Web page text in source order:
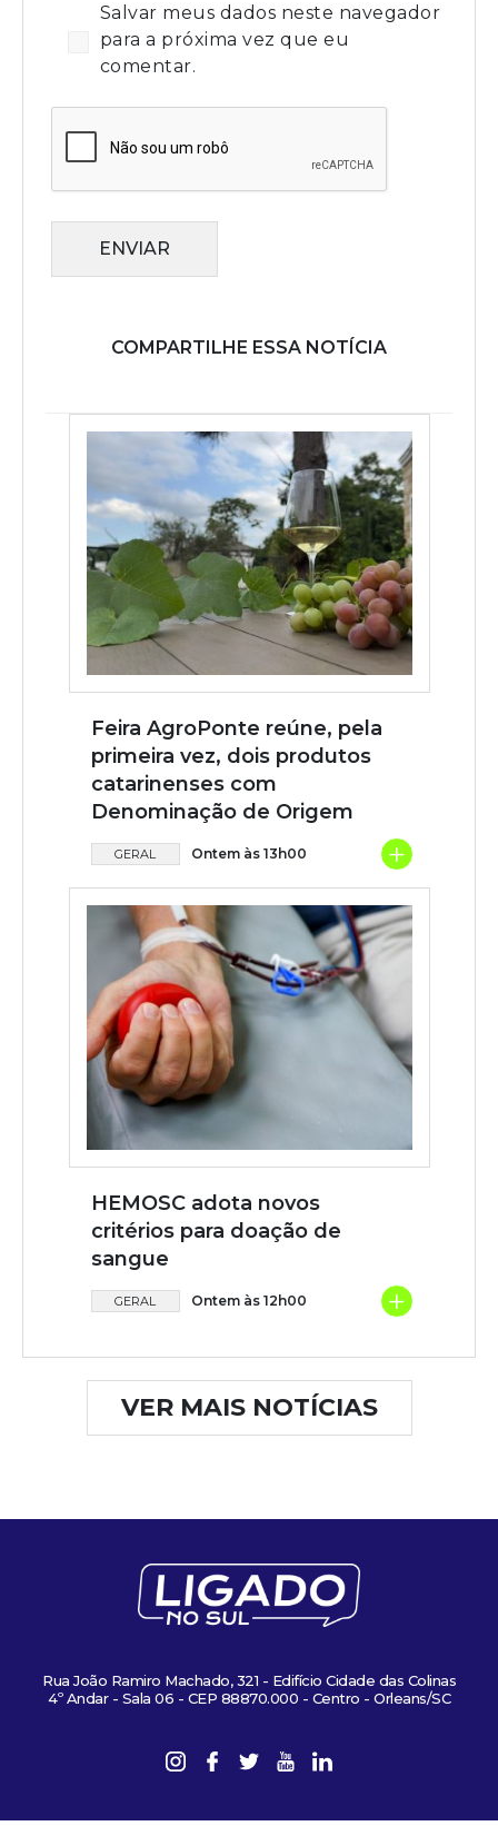
Salvar meus dados neste navegador
para a próxima vez que eu
comentar.
ENVIAR
COMPARTILHE ESSA NOTÍCIA
Feira AgroPonte reúne, pela
primeira vez, dois produtos
catarinenses com
Denominação de Origem
GERAL Ontem às 13h00 +
HEMOSC adota novos
critérios para doação de
sangue
GERAL Ontem às 12h00 +
VER MAIS NOTÍCIAS
Rua João Ramiro Machado, 321 - Edifício Cidade das Colinas
4º Andar - Sala 06 - CEP 88870.000 - Centro - Orleans/SC